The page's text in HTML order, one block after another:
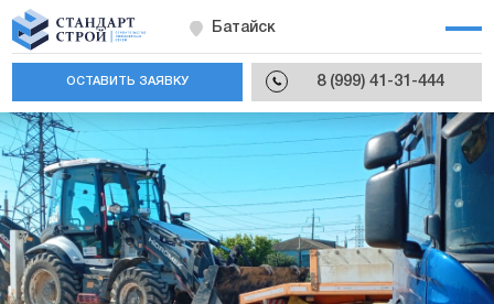
Батайск
8 (999) 41-31-444
ОСТАВИТЬ ЗАЯВКУ